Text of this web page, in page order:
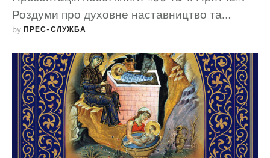
Роздуми про духовне наставництво та
любов.
by ПРЕС-СЛУЖБА